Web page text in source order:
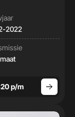
2022
p/m